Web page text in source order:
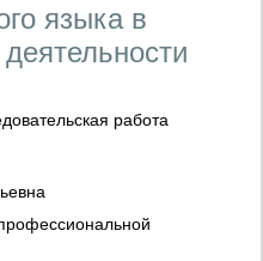
языка в
работа